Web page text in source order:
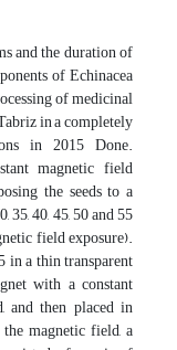
and the duration of
of Echinacea
of ‎medicinal
in a completely
in 2015 Done.
magnetic field
the seeds to a
35, 40, 45, 50 and 55
field ‎exposure).
in a thin transparent
with a constant
and then ‎placed in
magnetic field, a